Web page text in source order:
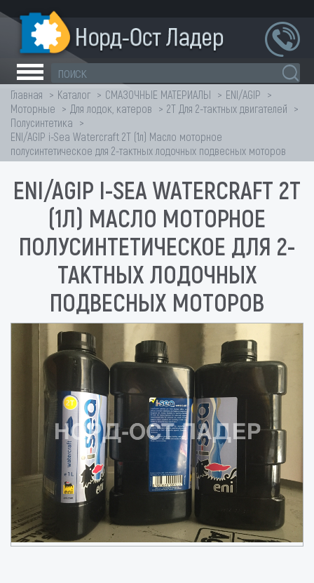
Главная Каталог СМАЗОЧНЫЕ МАТЕРИАЛЫ
ENI/AGIP
Моторные
Для лодок, катеров
2T Для 2-тактных двигателей
Полусинтетика
ENI/AGIP i-Sea Watercraft 2T (1л) Масло моторное
полусинтетическое для 2-тактных лодочных подвесных моторов
ENI/AGIP I-SEA WATERCRAFT 2T
(1Л) МАСЛО МОТОРНОЕ
ПОЛУСИНТЕТИЧЕСКОЕ ДЛЯ 2-
ТАКТНЫХ ЛОДОЧНЫХ
ПОДВЕСНЫХ МОТОРОВ